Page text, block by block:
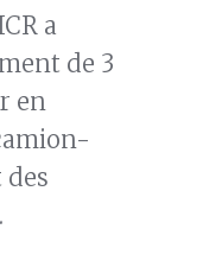
a
de 3
en